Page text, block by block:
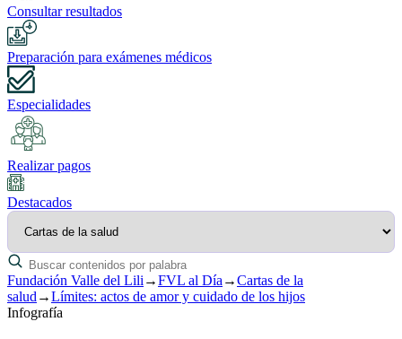
Consultar resultados
Preparación para exámenes médicos
Especialidades
Realizar pagos
Destacados
Fundación Valle del Lili →FVL al Día →Cartas de la
salud →Límites: actos de amor y cuidado de los hijos
Infografía